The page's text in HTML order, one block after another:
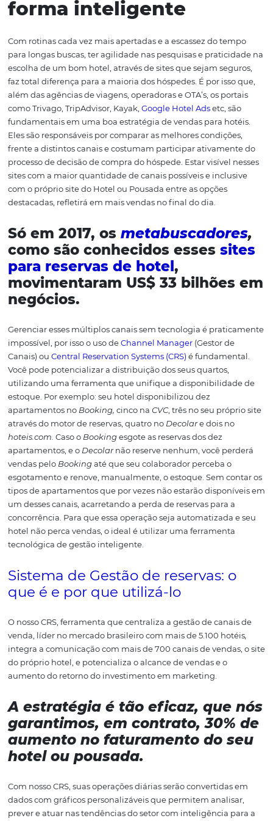
diferenciação passa a ser também um coeficiente de
sobrevivência. Se você tem um time dedicado a pensar
definir os fatores de diferenciação do seu negócio, você
conheça por origem. Eles precisam ser comunicados
clareza e eficiência para públicos específicos, sejam B2C
oriundos de OTAs ou do mercado corporativo.
#3 Esteja presente
diferentes canais de
forma inteligente
Com rotinas cada vez mais apertadas e a escassez do
para longas buscas, ter agilidade nas pesquisas e
escolha de um bom hotel, através de sites que sejam
faz total diferença para a maioria dos hóspedes.
além das agências de viagens, operadoras e OTA’s, os
como Trivago, TripAdvisor, Kayak,Google Hotel Ads
fundamentais em uma boa estratégia de vendas para
Eles são responsáveis por comparar as melhores
frente a distintos canais e costumam participar
processo de decisão de compra do hóspede. Estar visível
sites com a maior quantidade de canais possíveis e
destacadas, refletirá em mais vendas no final do dia.
como são conhecidos esses
para reservas de hotel,
movimentaram US$ 33
Gerenciar esses múltiplos canais sem tecnologia é
impossível, por isso o uso deChannel Manager(Gestor
Canais) ouCentral Reservation Systems (CRS)
utilizando uma ferramenta que unifique a
estoque. Por exemplo: seu hotel disponibilizou dez